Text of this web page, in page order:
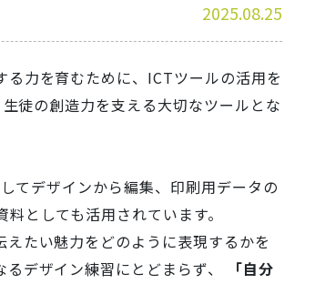
2025.08.25
力を育むために、ICTツールの活用を
徒の創造力を支える大切なツールとな
てデザインから編集、印刷用データの
としても活用されています。
たい魅力をどのように表現するかを
デザイン練習にとどまらず、
「自分